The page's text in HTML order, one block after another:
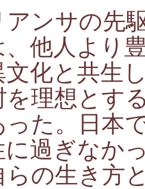
ンサの先
、他人より
文化と共生
を理想とす
った。日本
に過ぎなか
らの生き方